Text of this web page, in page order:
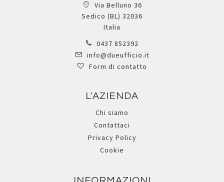
Via Belluno 36
Sedico (BL) 32036
Italia
0437 852392
info@dueufficio.it
Form di contatto
L'AZIENDA
Chi siamo
Contattaci
Privacy Policy
Cookie